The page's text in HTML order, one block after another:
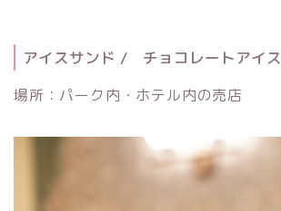
アイスサンド / チョコレートアイス
場所：パーク内・ホテル内の売店